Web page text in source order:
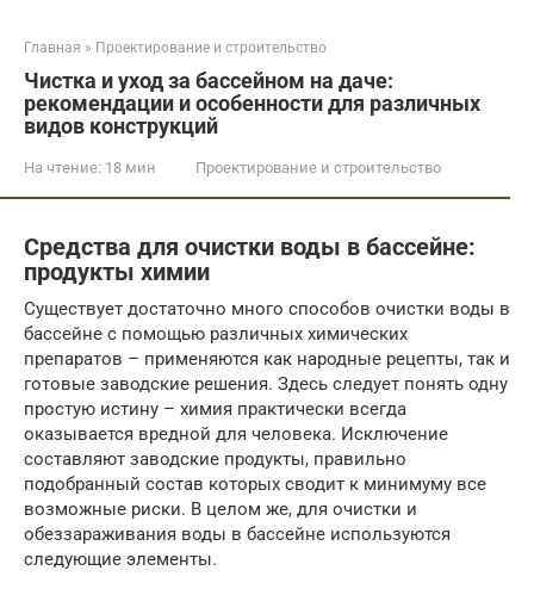
Главная » Проектирование и строительство
Чистка и уход за бассейном на даче:
рекомендации и особенности для различных
видов конструкций
На чтение: 18 мин Проектирование и строительство
Средства для очистки воды в бассейне:
продукты химии
Существует достаточно много способов очистки воды в
бассейне с помощью различных химических
препаратов – применяются как народные рецепты, так и
готовые заводские решения. Здесь следует понять одну
простую истину – химия практически всегда
оказывается вредной для человека. Исключение
составляют заводские продукты, правильно
подобранный состав которых сводит к минимуму все
возможные риски. В целом же, для очистки и
обеззараживания воды в бассейне используются
следующие элементы.